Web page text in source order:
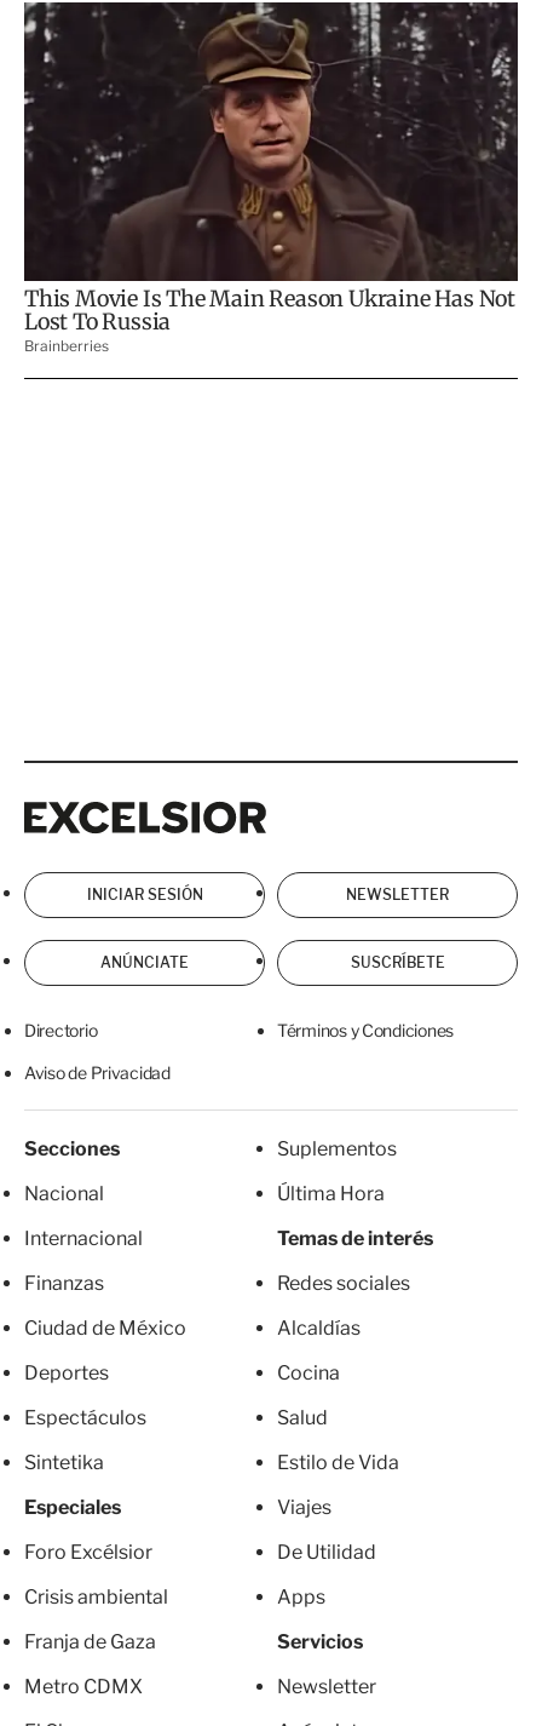
INICIAR SESIÓN NEWSLETTER
ANÚNCIATE SUSCRÍBETE
Directorio Términos y Condiciones
Aviso de Privacidad
Secciones
Nacional
Internacional
Finanzas
Ciudad de México
Deportes
Espectáculos
Sintetika
Especiales
Foro Excélsior
Crisis ambiental
Franja de Gaza
Metro CDMX
Suplementos
Última Hora
Temas de interés
Redes sociales
Alcaldías
Cocina
Salud
Estilo de Vida
Viajes
De Utilidad
Apps
Servicios
Newsletter